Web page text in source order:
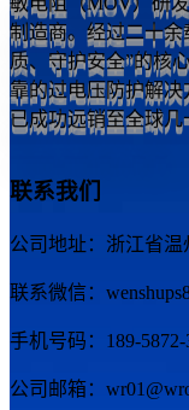
敏电阻（MOV）研
制造商。经过二十余
质、守护安全”的核
靠的过电压防护解
已成功远销至全球几
联系我们
公司地址：浙江省
联系微信：
手机号码：189-5872-
公司邮箱：